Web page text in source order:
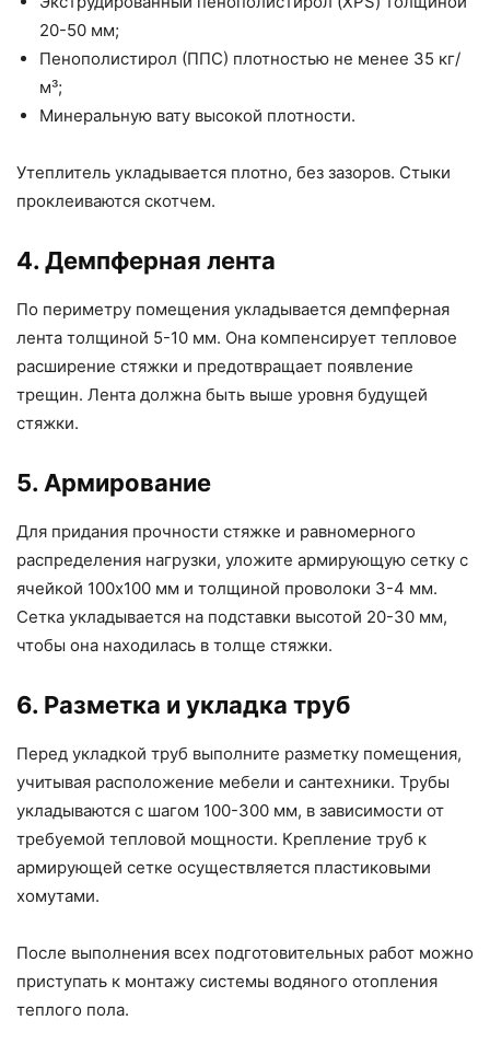
20-50 мм;
Пенополистирол (ППС) плотностью не менее 35 кг/
м³;
Минеральную вату высокой плотности.
Утеплитель укладывается плотно, без зазоров. Стыки
проклеиваются скотчем.
4. Демпферная лента
По периметру помещения укладывается демпферная
лента толщиной 5-10 мм. Она компенсирует тепловое
расширение стяжки и предотвращает появление
трещин. Лента должна быть выше уровня будущей
стяжки.
5. Армирование
Для придания прочности стяжке и равномерного
распределения нагрузки, уложите армирующую сетку с
ячейкой 100х100 мм и толщиной проволоки 3-4 мм.
Сетка укладывается на подставки высотой 20-30 мм,
чтобы она находилась в толще стяжки.
6. Разметка и укладка труб
Перед укладкой труб выполните разметку помещения,
учитывая расположение мебели и сантехники. Трубы
укладываются с шагом 100-300 мм, в зависимости от
требуемой тепловой мощности. Крепление труб к
армирующей сетке осуществляется пластиковыми
хомутами.
После выполнения всех подготовительных работ можно
приступать к монтажу системы водяного отопления
теплого пола.